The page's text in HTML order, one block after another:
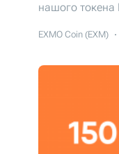
нашого токена
EXMO Coin (EXM)